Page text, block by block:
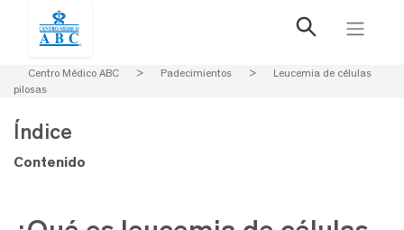
Centro Médico ABC > Padecimientos >
Leucemia de células
pilosas
Índice
Contenido